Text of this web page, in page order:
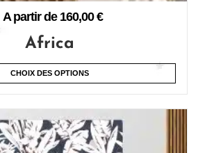
A partir de 160,00€
Africa
CHOIX DES OPTIONS